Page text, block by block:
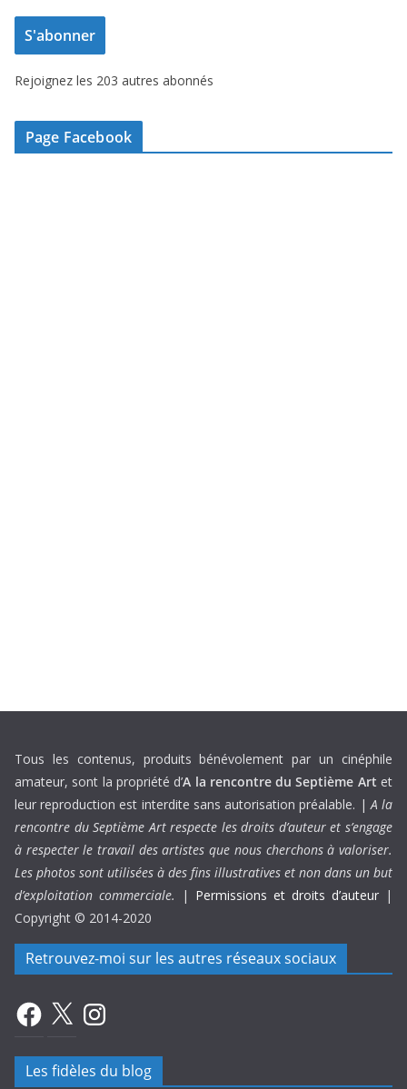
e
s
e
-
m
S'abonner
Rejoignez les 203 autres abonnés
Page Facebook
Tous les contenus, produits bénévolement par un cinéphile
amateur, sont la propriété d’A la rencontre du Septième Art et
leur reproduction est interdite sans autorisation préalable. |A la
rencontre du Septième Art respecte les droits d’auteur et s’engage
à respecter le travail des artistes que nous cherchons à valoriser.
Les photos sont utilisées à des fins illustratives et non dans un but
d’exploitation commerciale.
| Permissions et droits d’auteur |
Copyright © 2014-2020
Retrouvez-moi sur les autres réseaux sociaux
Facebook
X Instagram
Les fidèles du blog